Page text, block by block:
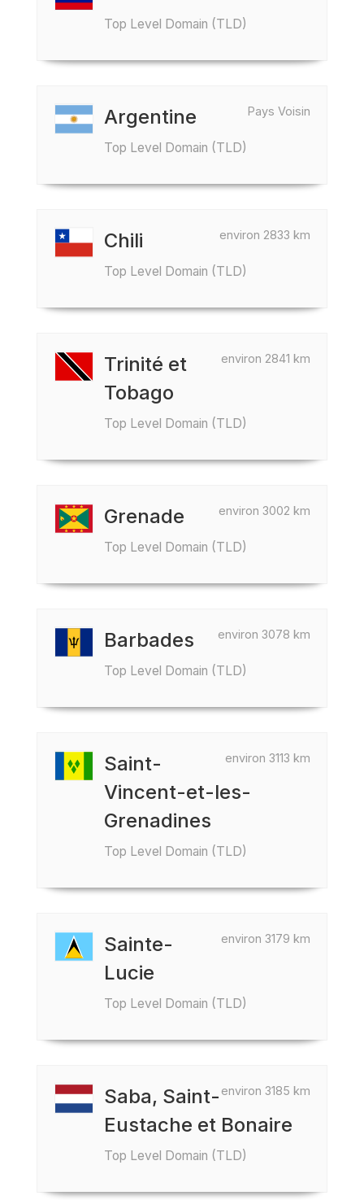
Top Level Domain (TLD)
Pays Voisin
Argentine
Top Level Domain (TLD)
environ 2833 km
Chili
Top Level Domain (TLD)
environ 2841 km
Trinité et
Tobago
Top Level Domain (TLD)
environ 3002 km
Grenade
Top Level Domain (TLD)
environ 3078 km
Barbades
Top Level Domain (TLD)
environ 3113 km
Saint-
Vincent-et-les-
Grenadines
Top Level Domain (TLD)
environ 3179 km
Sainte-
Lucie
Top Level Domain (TLD)
environ 3185 km
Saba, Saint-
Eustache et Bonaire
Top Level Domain (TLD)